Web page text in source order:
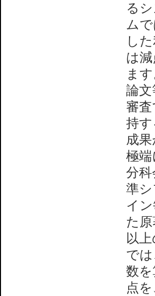
る
ム
し
は
ま
論
審
持
成
極
分
準
イ
た
以
で
数
点